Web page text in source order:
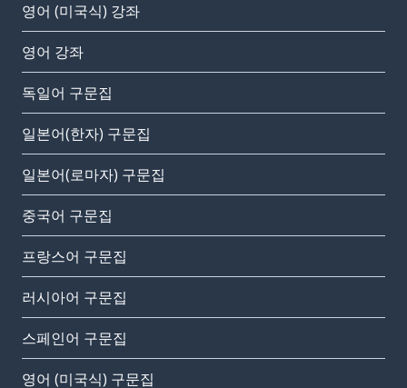
영어 (미국식) 강좌
영어 강좌
독일어 구문집
일본어(한자) 구문집
일본어(로마자) 구문집
중국어 구문집
프랑스어 구문집
러시아어 구문집
스페인어 구문집
영어 (미국식) 구문집